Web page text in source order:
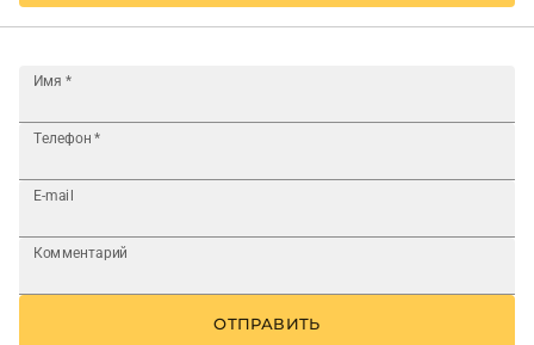
Имя *
Телефон *
E-mail
Комментарий
ОТПРАВИТЬ